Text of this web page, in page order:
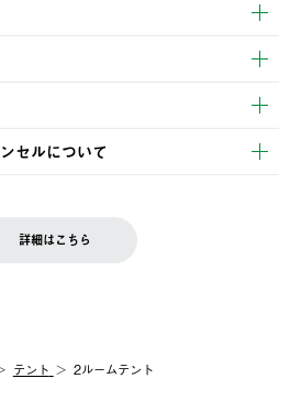
支払いいただけます。
業日以内に商品を発送いたします。
んので、木曜日以降のご注文は週明け
ます。
。
送料は、お客様ご負担とさせていただ
ただき、ご希望商品を再注文してくだ
セルについて
は、会員マイページ内 購入履歴画面に
詳細はこちら
テント 2ルームテント